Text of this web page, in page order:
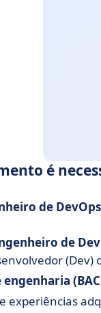
é
de DevOps
de
(Dev)
(BAC
experiências